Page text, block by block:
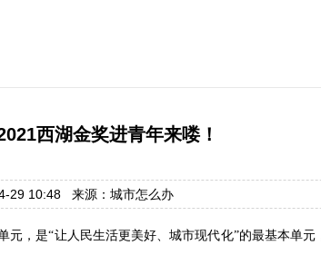
西湖金奖进青年来喽！
29 10:48 来源：城市怎么办
，是“让人民生活更美好、城市现代化”的最基本单元